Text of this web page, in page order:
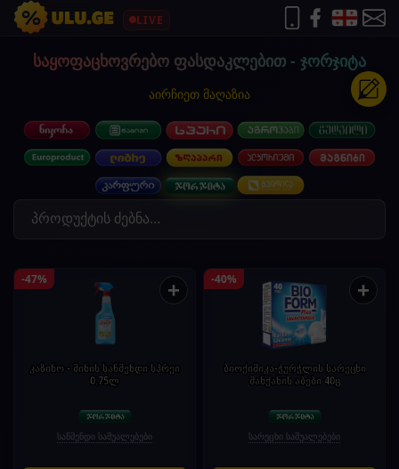
LIVE
საყოფაცხოვრებო ფასდაკლებით - ჯორჯიტა
აირჩიეთ მაღაზია
-47% +
კაზინო - მინის საწმენდი სპრეი
0.75ლ
საწმენდი საშუალებები
-40% +
ბიოქიმიკა-ჭურჭლის სარეცხი
მანქანის აბები 40ც
სარეცხი საშუალებები